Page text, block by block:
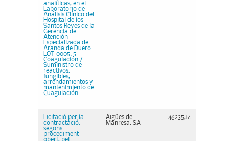
analíticas, en el
Laboratorio de
Análisis Clínico del
Hospital de los
Santos Reyes de la
Gerencia de
Atención
Especializada de
Aranda de Duero.
LOT-0005: 5-
Coagulación /
Suministro de
reactivos,
fungibles,
arrendamientos y
mantenimiento de
Cuagulación.
Licitació per la
contractació,
segons
procediment
obert, pel
Aigües de
Manresa, SA
46235,14